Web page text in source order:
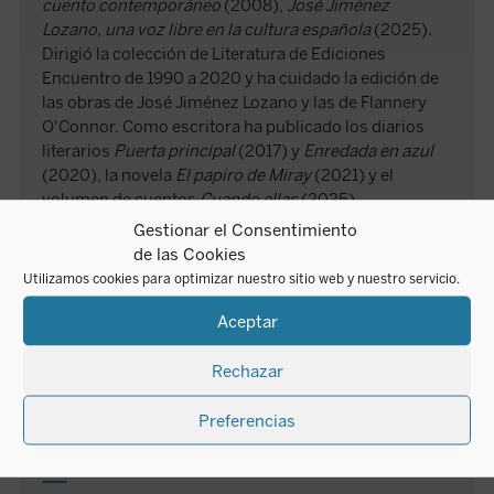
Gestionar el Consentimiento
de las Cookies
Utilizamos cookies para optimizar nuestro sitio web y nuestro servicio.
Aceptar
Rechazar
Preferencias
cuento contemporáneo (2008), José Jiménez
Lozano, una voz libre en la cultura española(2025).
Dirigió la colección de Literatura de Ediciones
Encuentro de 1990 a 2020 y ha cuidado la edición de
las obras de José Jiménez Lozano y las de Flannery
O'Connor. Como escritora ha publicado los diarios
literarios Puerta principal(2017) y Enredada en azul
(2020), la novela El papiro de Miray(2021) y el
volumen de cuentosCuando ellas(2025).
Ana Llano Torres
Javier Navarro Palma